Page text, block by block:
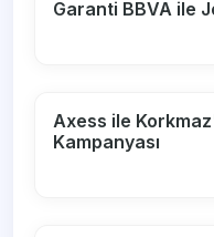
Garanti BBVA ile
Axess ile
Kampanyası